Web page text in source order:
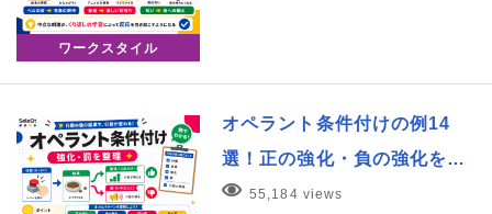
ワークスタイル
オペラント条件付けの例14
選！正の強化・負の強化を…
55,184 views